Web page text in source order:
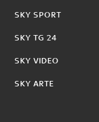
SKY SPORT
SKY TG 24
SKY VIDEO
SKY ARTE